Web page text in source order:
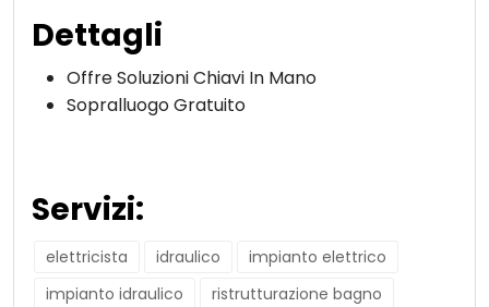
Dettagli
Offre Soluzioni Chiavi In Mano
Sopralluogo Gratuito
Servizi:
elettricista idraulico
impianto elettrico
impianto idraulico
ristrutturazione bagno